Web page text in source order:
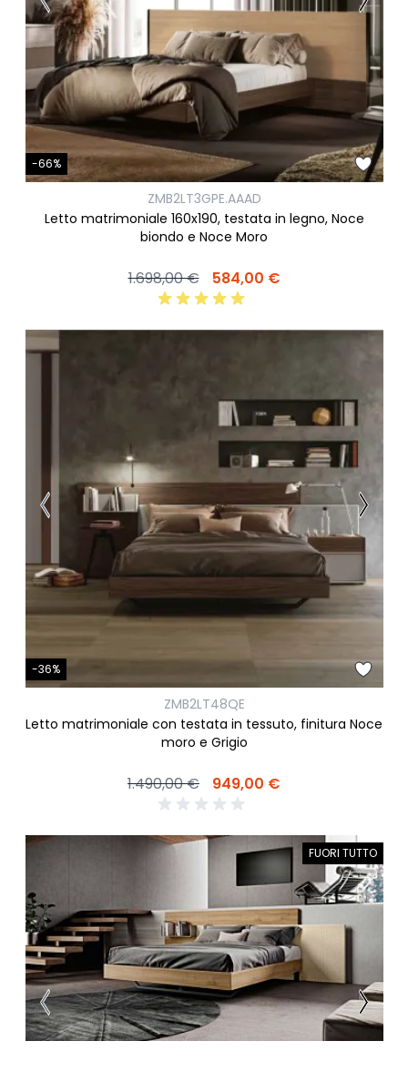
-66%
ZMB2LT3GPE.AAAD
Letto matrimoniale 160x190, testata in legno, Noce
biondo e Noce Moro
1.698,00 € 584,00 €
-36%
ZMB2LT48QE
Letto matrimoniale con testata in tessuto, finitura Noce
moro e Grigio
1.490,00 € 949,00 €
FUORI TUTTO